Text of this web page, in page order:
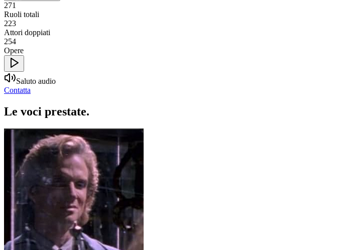
271
Ruoli totali
223
Attori doppiati
254
Opere
Saluto audio
Contatta
Le voci prestate.